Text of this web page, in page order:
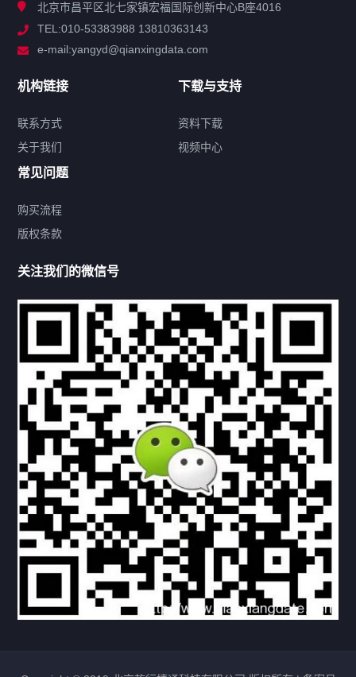
解决方案
联系方式
热门标签
机构链接
联系方式 关于我们
下载与支持
资料下载 视频中心
常见问题
购买流程 版权条款
北京乾行捷通荣获阿里巴巴国际站多项年度荣誉，持续引
领ICT与AI行业发展
2025/12/22 531 新闻中心 信创服务器国产服务器
北京市昌平区北七家镇宏福国际创新中心B座4016
TEL:010-53383988 13810363143
e-mail:yangyd@qianxingdata.com
机构链接
联系方式
关于我们
下载与支持
资料下载
视频中心
常见问题
购买流程
版权条款
关注我们的微信号